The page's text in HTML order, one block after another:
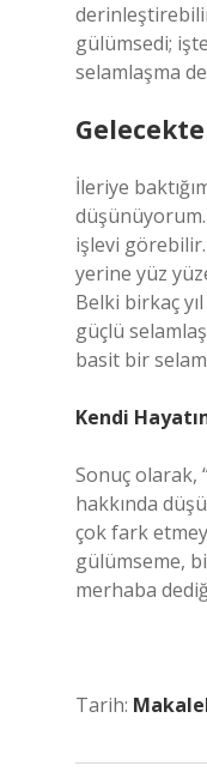
gülümsedi;
selamlaşma
İleriye
işlevi
yerine yüz
Belki birkaç
güçlü
basit bir
Kendi
Sonuç olarak,
hakkında
çok fark
gülümseme,
merhaba
Tarih: